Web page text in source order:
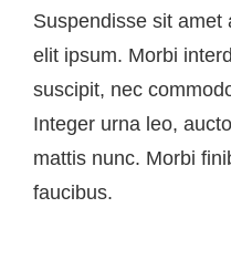
Suspendisse sit amet
elit ipsum. Morbi
suscipit, nec
Integer urna leo,
mattis nunc. Morbi
faucibus.